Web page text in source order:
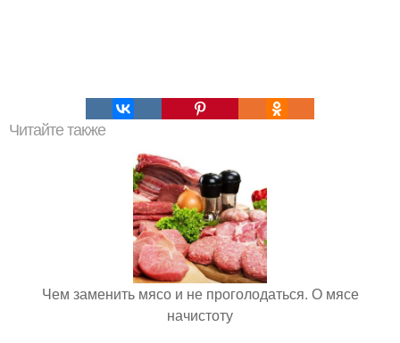
Читайте также
Чем заменить мясо и не проголодаться. О мясе
начистоту